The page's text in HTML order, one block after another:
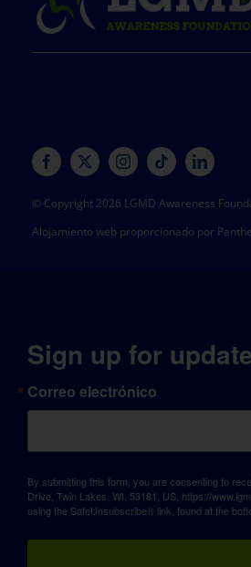
© Copyright 2026 LGMD Awareness
Alojamiento web proporcionado por
Sign up for
Correo electrónico
By submitting this form, you are consenting to
Drive, Twin Lakes, WI, 53181, US, https://
using the SafeUnsubscribe® link, found at the